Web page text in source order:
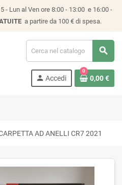
- Lun al Ven ore 8:00 - 13:00 e 16:00 -
a partire da 100 € di spesa.
search
person Accedi
0
0,00 €
AD ANELLI CR7 2021